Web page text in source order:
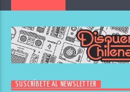
SUSCRÍBETE AL NEWSLETTER